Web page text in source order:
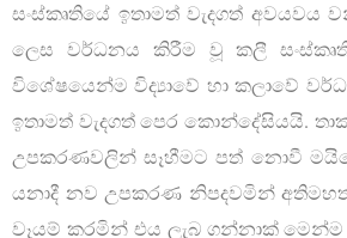
සංස්කෘතියේ ඉතාමත් වැදගත් අවයවය
ලෙස වර්ධනය කිරීම වූ කලී
විශේෂයෙන්ම විද්‍යාවේ හා කලාවේ
ඉතාමත් වැදගත් පෙර කොන්දේසියයි.
උපකරණවලින් සෑහීමට පත් නොවී
යනාදී නව උපකරණ නිපදවමින් අතිමහත්
වෑයම් කරමින් එය ලැබ ගන්නාක් මෙන්ම